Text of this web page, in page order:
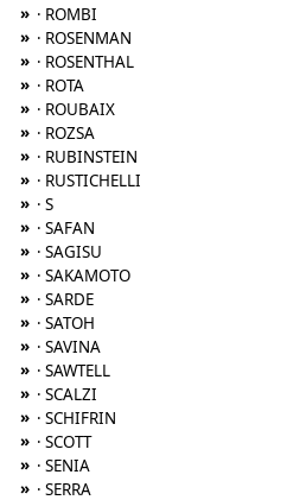
» · ROMBI
» · ROSENMAN
» · ROSENTHAL
» · ROTA
» · ROUBAIX
» · ROZSA
» · RUBINSTEIN
» · RUSTICHELLI
» · S
» · SAFAN
» · SAGISU
» · SAKAMOTO
» · SARDE
» · SATOH
» · SAVINA
» · SAWTELL
» · SCALZI
» · SCHIFRIN
» · SCOTT
» · SENIA
» · SERRA